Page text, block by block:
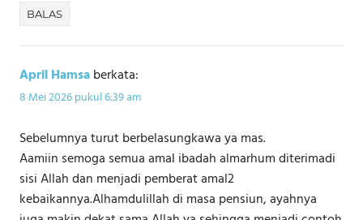
BALAS
April Hamsaberkata:
8 Mei 2026 pukul 6:39 am
Sebelumnya turut berbelasungkawa ya mas.
Aamiin semoga semua amal ibadah almarhum diterimadi
sisi Allah dan menjadi pemberat amal2
kebaikannya.Alhamdulillah di masa pensiun, ayahnya